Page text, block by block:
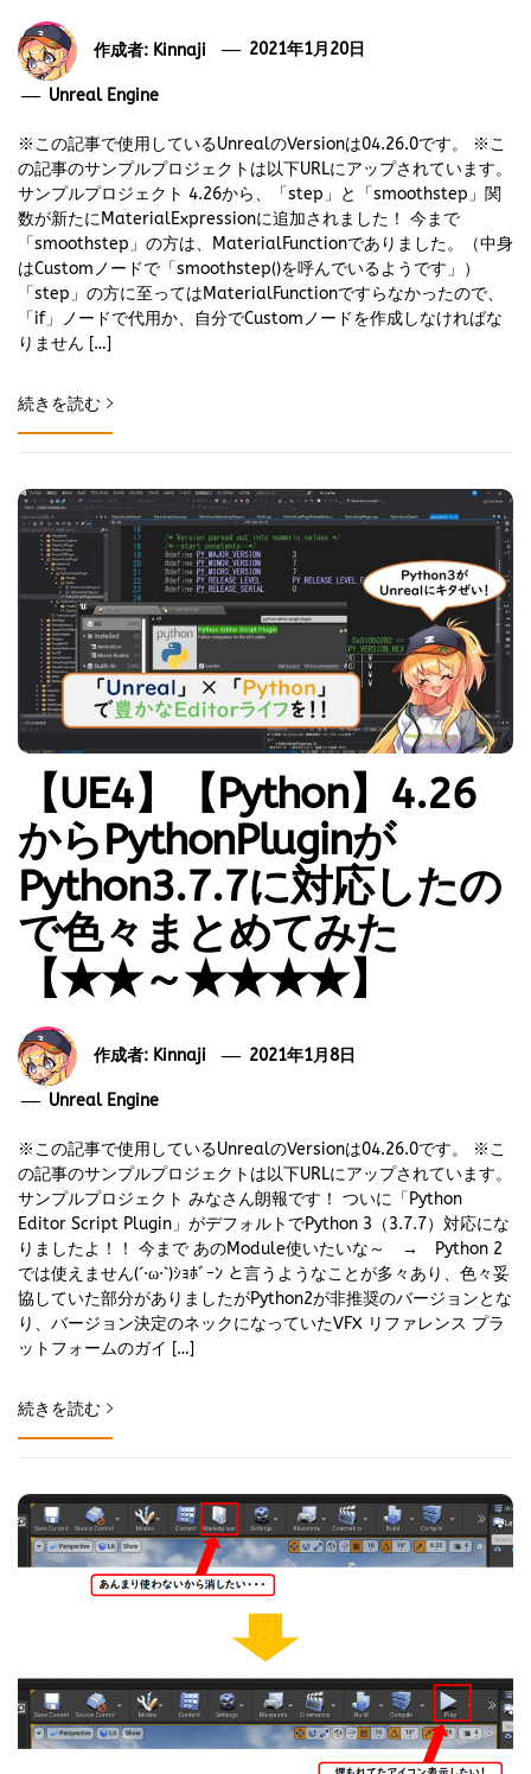
作成者: Kinnaji 2021年1月20日
Unreal Engine
※この記事で使用しているUnrealのVersionは04.26.0です。 ※こ
の記事のサンプルプロジェクトは以下URLにアップされています。
サンプルプロジェクト 4.26から、「step」と「smoothstep」関
数が新たにMaterialExpressionに追加されました！ 今まで
「smoothstep」の方は、MaterialFunctionでありました。（中身
はCustomノードで「smoothstep()を呼んでいるようです」）
「step」の方に至ってはMaterialFunctionですらなかったので、
「if」ノードで代用か、自分でCustomノードを作成しなければな
りません […]
続きを読む
【UE4】【Python】4.26
からPythonPluginが
Python3.7.7に対応したの
で色々まとめてみた
【★★～★★★★】
作成者: Kinnaji 2021年1月8日
Unreal Engine
※この記事で使用しているUnrealのVersionは04.26.0です。 ※こ
の記事のサンプルプロジェクトは以下URLにアップされています。
サンプルプロジェクト みなさん朗報です！ ついに「Python
Editor Script Plugin」がデフォルトでPython 3（3.7.7）対応にな
りましたよ！！ 今まで あのModule使いたいな～ → Python 2
では使えません(´·ω·`)ｼｮﾎﾞｰﾝ と言うようなことが多々あり、色々妥
協していた部分がありましたがPython2が非推奨のバージョンとな
り、バージョン決定のネックになっていたVFX リファレンス プラ
ットフォームのガイ […]
続きを読む